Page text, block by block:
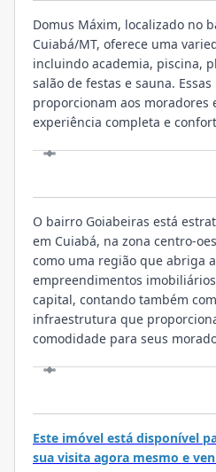
Domus Máxim, localizado no
Cuiabá/MT, oferece uma
incluindo academia, piscina,
salão de festas e sauna.
proporcionam aos moradores
experiência completa e
O bairro Goiabeiras está
em Cuiabá, na zona centro-
como uma região que abriga
empreendimentos
capital, contando também
infraestrutura que
comodidade para seus
Este imóvel está disponível
sua visita agora mesmo e